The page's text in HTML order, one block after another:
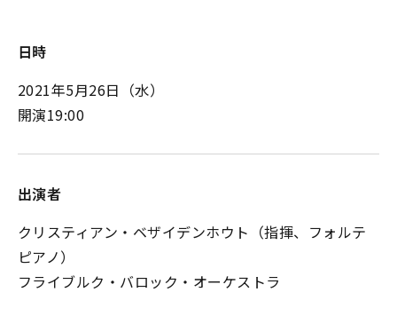
日時
2021年5月26日（水）
開演19:00
出演者
クリスティアン・ベザイデンホウト（指揮、フォルテ
ピアノ）
フライブルク・バロック・オーケストラ